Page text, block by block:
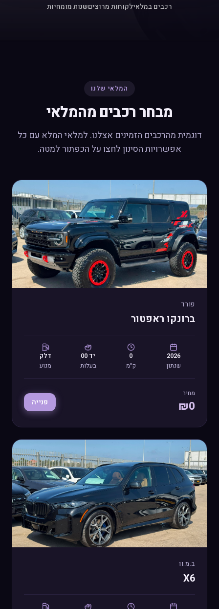
רכבים במלאילקוחות מרוציםשנות מומחיות
המלאי שלנו
מבחר רכבים מהמלאי
דוגמית מהרכבים הזמינים אצלנו. למלאי המלא עם כל
אפשרויות הסינון לחצו על הכפתור למטה.
פורד
ברונקו ראפטור
2026
שנתון
0
ק״מ
יד 00
בעלות
דלק
מנוע
מחיר
₪0 פנייה
ב.מ.וו
X6